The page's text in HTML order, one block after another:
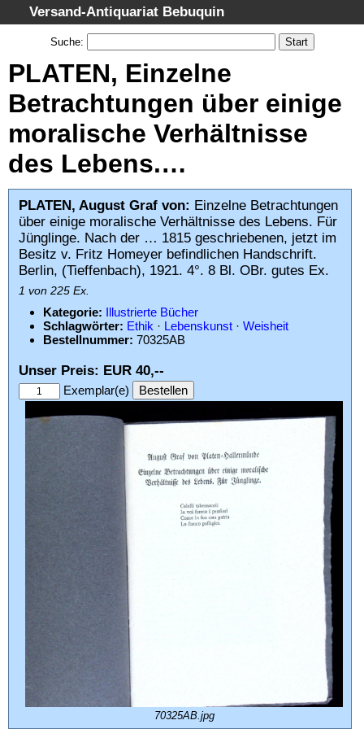
Versand-Antiquariat Bebuquin
Startseite
Suche
Schlagwörter
Gesamtbestand
Warenkorb
AGB
Widerruf
Datenschutz
Impressum
Suche:
PLATEN, Einzelne
Betrachtungen über einige
moralische Verhältnisse
des Lebens.…
PLATEN, August Graf von: Einzelne Betrachtungen
über einige moralische Verhältnisse des Lebens. Für
Jünglinge. Nach der … 1815 geschriebenen, jetzt im
Besitz v. Fritz Homeyer befindlichen Handschrift.
Berlin, (Tieffenbach), 1921. 4°. 8 Bl. OBr. gutes Ex.
1 von 225 Ex.
Kategorie: Illustrierte Bücher
Schlagwörter: Ethik · Lebenskunst · Weisheit
Bestellnummer: 70325AB
Unser Preis: EUR 40,--
Exemplar(e)
70325AB.jpg